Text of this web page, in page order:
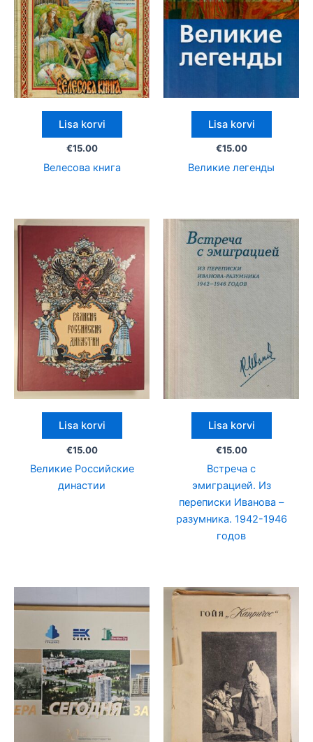
Lisa korvi
€15.00
Велесова книга
Lisa korvi
€15.00
Великие легенды
Lisa korvi
€15.00
Великие Российские
династии
Lisa korvi
€15.00
Встреча с
эмиграцией. Из
переписки Иванова –
разумника. 1942-1946
годов